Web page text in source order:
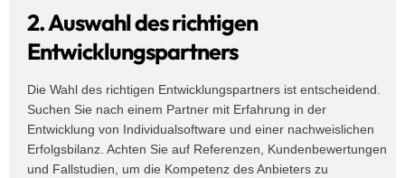
2. Auswahl des richtigen
Entwicklungspartners
Die Wahl des richtigen Entwicklungspartners ist entscheidend.
Suchen Sie nach einem Partner mit Erfahrung in der
Entwicklung von Individualsoftware und einer nachweislichen
Erfolgsbilanz. Achten Sie auf Referenzen, Kundenbewertungen
und Fallstudien, um die Kompetenz des Anbieters zu